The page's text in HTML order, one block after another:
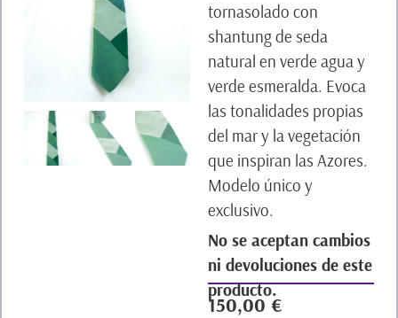
tornasolado con
shantung de seda
natural en verde agua y
verde esmeralda. Evoca
las tonalidades propias
del mar y la vegetación
que inspiran las Azores.
Modelo único y
exclusivo.
No se aceptan cambios
ni devoluciones de este
producto.
150,00 €